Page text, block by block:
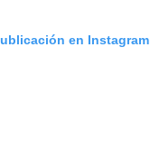
en Instagram